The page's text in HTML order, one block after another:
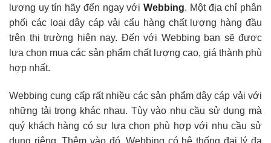
lượng uy tín hãy đến ngay vớiWebbing. Một địa chỉ phân
phối các loại dây cáp vải cẩu hàng chất lượng hàng đầu
trên thị trường hiện nay. Đến với Webbing bạn sẽ được
lựa chọn mua các sản phẩm chất lượng cao, giá thành phù
hợp nhất.
Webbing cung cấp rất nhiều các sản phẩm dây cáp vải với
những tải trọng khác nhau. Tùy vào nhu cầu sử dụng mà
quý khách hàng có sự lựa chọn phù hợp với nhu cầu sử
dụng riêng. Thêm vào đó, Webbing có hệ thống đại lý đa